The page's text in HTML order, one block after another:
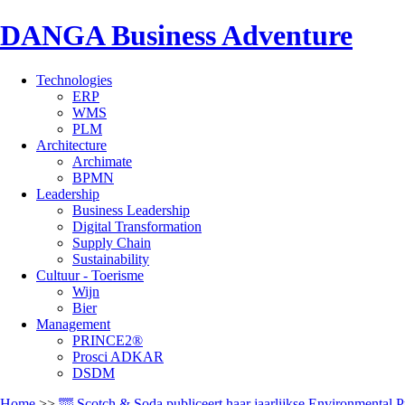
DANGA Business Adventure
Technologies
ERP
WMS
PLM
Architecture
Archimate
BPMN
Leadership
Business Leadership
Digital Transformation
Supply Chain
Sustainability
Cultuur - Toerisme
Wijn
Bier
Management
PRINCE2®
Prosci ADKAR
DSDM